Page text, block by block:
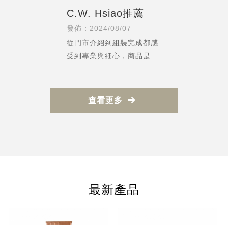
C.W. Hsiao推薦
發佈：2024/08/07
從門市介紹到組裝完成都感
受到專業與細心，商品是我
品品質也很棒，睡了一個月
查看更多
最新產品